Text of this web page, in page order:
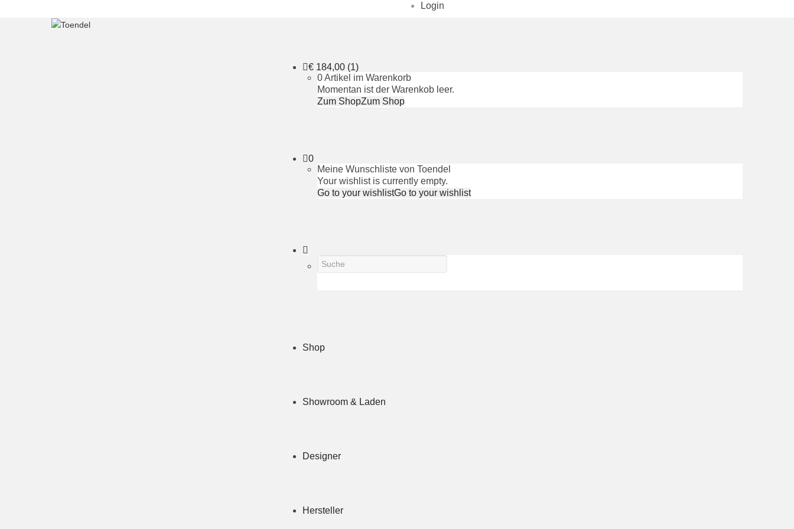
Login
€ 184,00 (1)
0 Artikel im Warenkorb
Momentan ist der Warenkob leer.
Zum ShopZum Shop
0
Meine Wunschliste von Toendel
Your wishlist is currently empty.
Go to your wishlistGo to your wishlist
Shop
Showroom & Laden
Designer
Hersteller